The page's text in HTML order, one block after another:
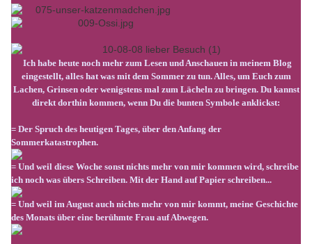
Ich habe heute noch mehr zum Lesen und Anschauen in meinem Blog
eingestellt, alles hat was mit dem Sommer zu tun. Alles, um Euch zum
Lachen, Grinsen oder wenigstens mal zum Lächeln zu bringen. Du kannst
direkt dorthin kommen, wenn Du die bunten Symbole anklickst:
= Der Spruch des heutigen Tages, über den Anfang der
Sommerkatastrophen.
= Und weil diese Woche sonst nichts mehr von mir kommen wird, schreibe
ich noch was übers Schreiben. Mit der Hand auf Papier schreiben...
= Und weil im August auch nichts mehr von mir kommt, meine Geschichte
des Monats über eine berühmte Frau auf Abwegen.